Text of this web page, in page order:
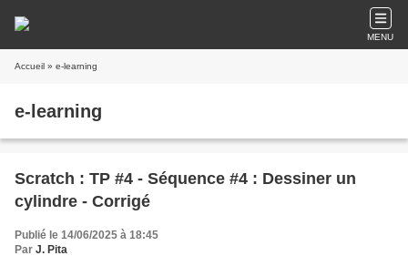
MENU
Accueil » e-learning
e-learning
Scratch : TP #4 - Séquence #4 : Dessiner un
cylindre - Corrigé
Publié le 14/06/2025 à 18:45
Par J. Pita